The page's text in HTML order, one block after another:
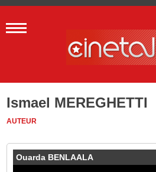
Ismael MEREGHETTI
AUTEUR
Ouarda BENLAALA